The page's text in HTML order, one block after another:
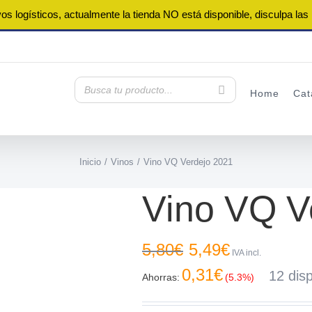
logísticos, actualmente la tienda NO está disponible, disculpa las
Home
Inicio Vinos Vino VQ Verdejo 2021
Vino VQ
5,80€
El
precio
original
era:
5,49€El
precio
es:
IVA incl.
Ahorras: 0,31€(5.3%) 12